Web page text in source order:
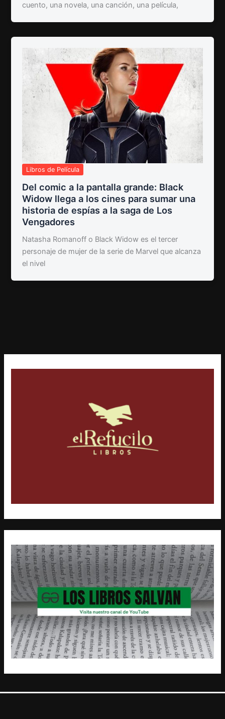
cuento, una novela, una canción, una película,
Libros de Película
Del comic a la pantalla grande: Black
Widow llega a los cines para sumar una
historia de espías a la saga de Los
Vengadores
Natasha Romanoff o Black Widow es el tercer
personaje de mujer de la serie de Marvel que alcanza
el nivel